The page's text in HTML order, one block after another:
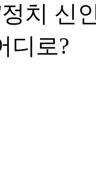
치 신
디로?